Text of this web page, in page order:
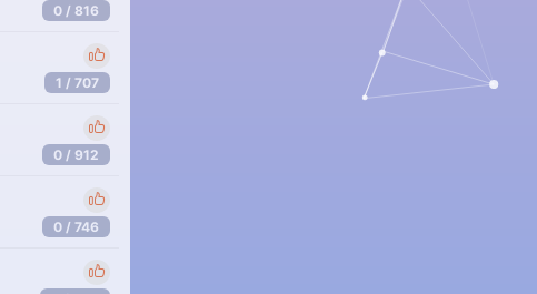
0 / 816
1 / 707
0 / 912
0 / 746